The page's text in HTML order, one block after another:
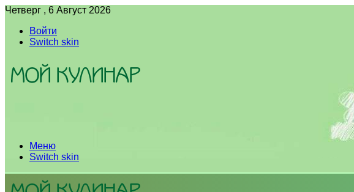
Четверг , 6 Август 2026
Войти
Switch skin
Меню
Switch skin